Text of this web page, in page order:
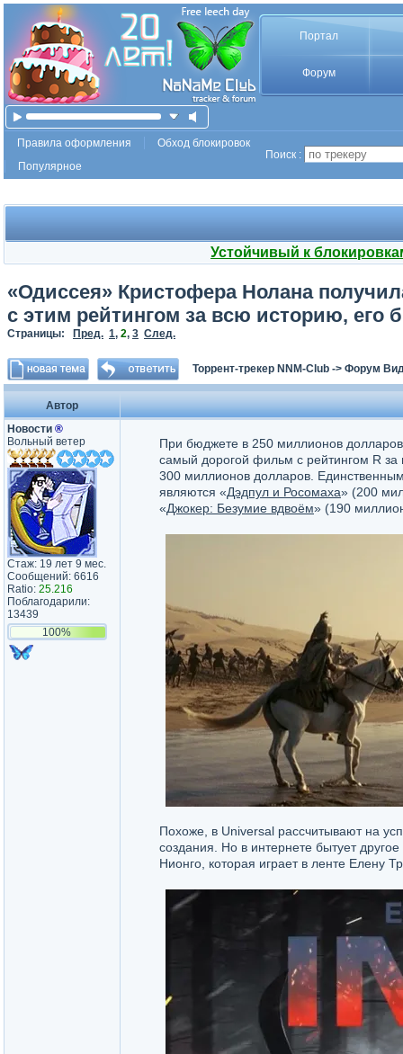
Портал
Форум
Правила оформления
Обход блокировок
Популярное
Поиск :
Устойчивый к
«Одиссея» Кристофера Нолана
с этим рейтингом за всю историю,
Страницы: Пред. 1, 2, 3 След.
Торрент-трекер NNM-Club -> Форум
Автор
Новости ®
Вольный ветер
Стаж: 19 лет 9 мес.
Сообщений: 6616
Ratio: 25.216
Поблагодарили:
13439
100%
При бюджете в 250 миллионов
самый дорогой фильм с рейтингом R
300 миллионов долларов.
являются «Дэдпул и Росомаха» (200
«Джокер: Безумие вдвоём» (190
Похоже, в Universal рассчитывают на
создания. Но в интернете бытует
Нионго, которая играет в ленте Елену